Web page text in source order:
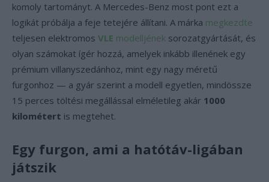
komoly tartományt. A Mercedes-Benz most pont ezt a
logikát próbálja a feje tetejére állítani. A márka megkezdte
teljesen elektromos VLE modelljének sorozatgyártását, és
olyan számokat ígér hozzá, amelyek inkább illenének egy
prémium villanyszedánhoz, mint egy nagy méretű
furgonhoz — a gyár szerint a modell egyetlen, mindössze
15 perces töltési megállással elméletileg akár 1000
kilométert is megtehet.
Egy furgon, ami a hatótáv-ligában
játszik